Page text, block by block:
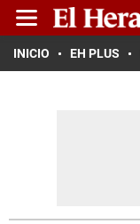
INICIO EH PLUS